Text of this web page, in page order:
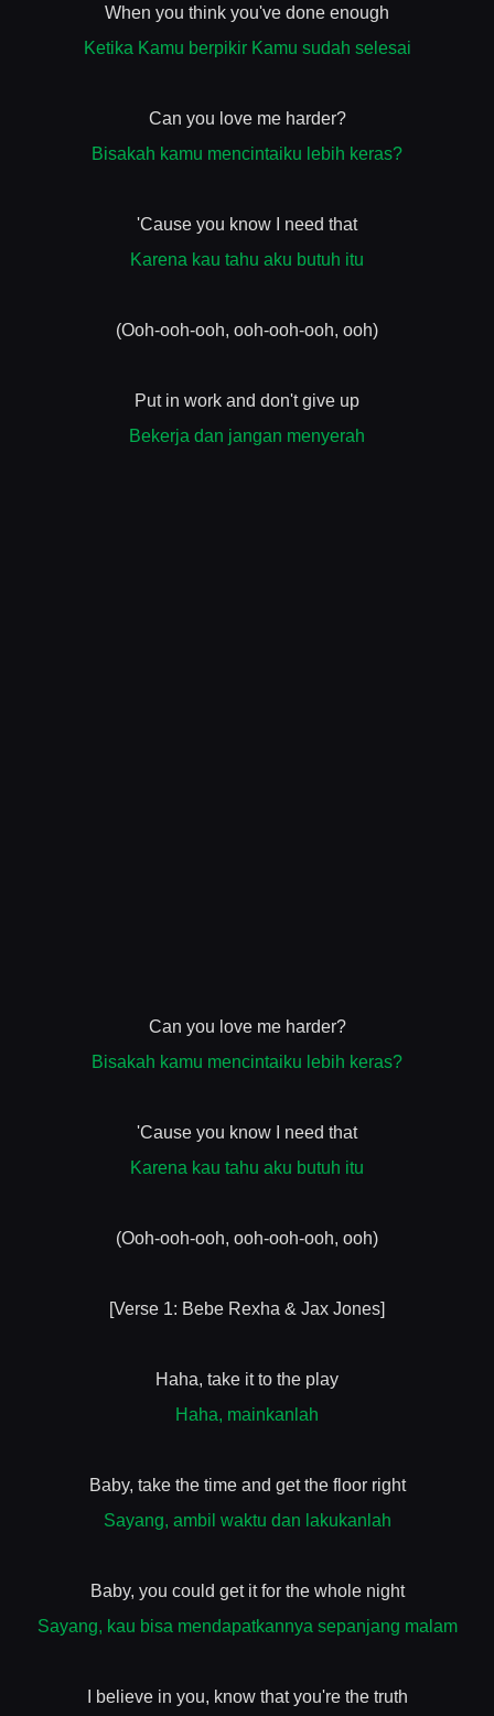
When you think you've done enough
Ketika Kamu berpikir Kamu sudah selesai
Can you love me harder?
Bisakah kamu mencintaiku lebih keras?
'Cause you know I need that
Karena kau tahu aku butuh itu
(Ooh-ooh-ooh, ooh-ooh-ooh, ooh)
Put in work and don't give up
Bekerja dan jangan menyerah
Can you love me harder?
Bisakah kamu mencintaiku lebih keras?
'Cause you know I need that
Karena kau tahu aku butuh itu
(Ooh-ooh-ooh, ooh-ooh-ooh, ooh)
[Verse 1: Bebe Rexha & Jax Jones]
Haha, take it to the play
Haha, mainkanlah
Baby, take the time and get the floor right
Sayang, ambil waktu dan lakukanlah
Baby, you could get it for the whole night
Sayang, kau bisa mendapatkannya sepanjang malam
I believe in you, know that you're the truth